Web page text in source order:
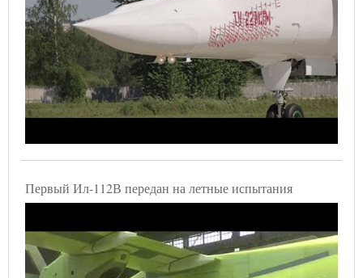
Первый Ил-112В передан на летные испытания